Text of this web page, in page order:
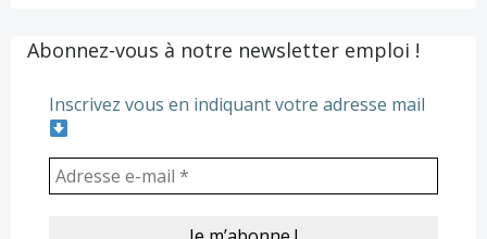
Abonnez-vous à notre newsletter emploi !
Inscrivez vous en indiquant votre adresse mail